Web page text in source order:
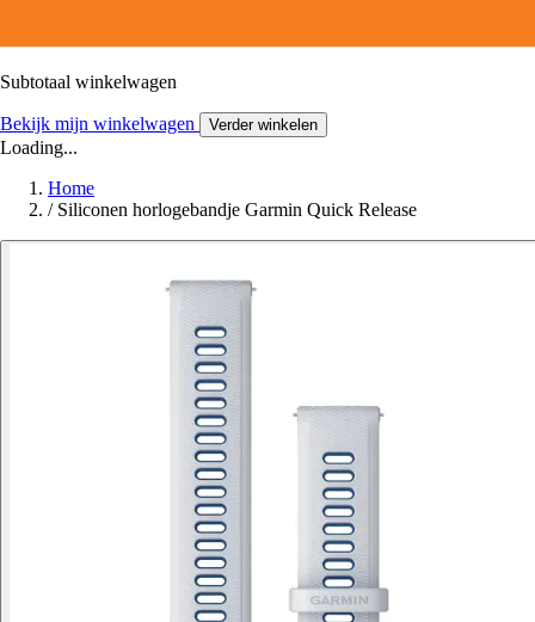
Subtotaal winkelwagen
Bekijk mijn winkelwagen Verder winkelen
Loading...
Home
/ Siliconen horlogebandje Garmin Quick Release